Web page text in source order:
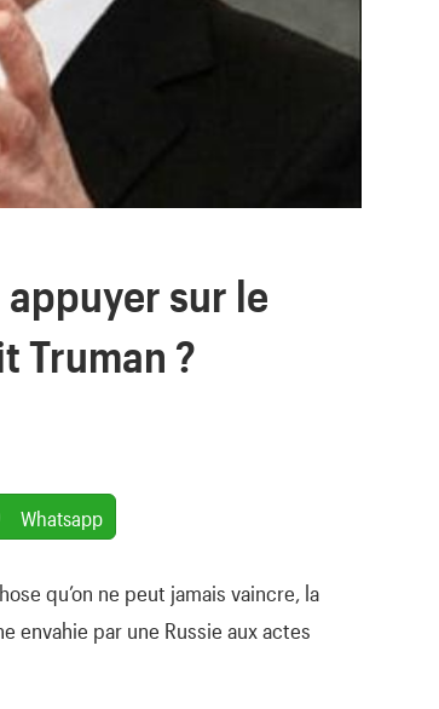
sur le
Truman ?
Whatsapp
qu’on ne peut jamais vaincre, la
envahie par une Russie aux actes